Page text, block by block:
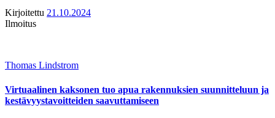
Kirjoitettu 21.10.2024
Ilmoitus
Thomas Lindstrom
Virtuaalinen kaksonen tuo apua rakennuksien suunnitteluun ja
kestävyystavoitteiden saavuttamiseen